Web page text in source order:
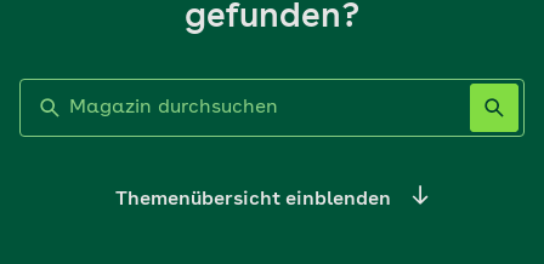
gefunden?
Themenübersicht einblenden